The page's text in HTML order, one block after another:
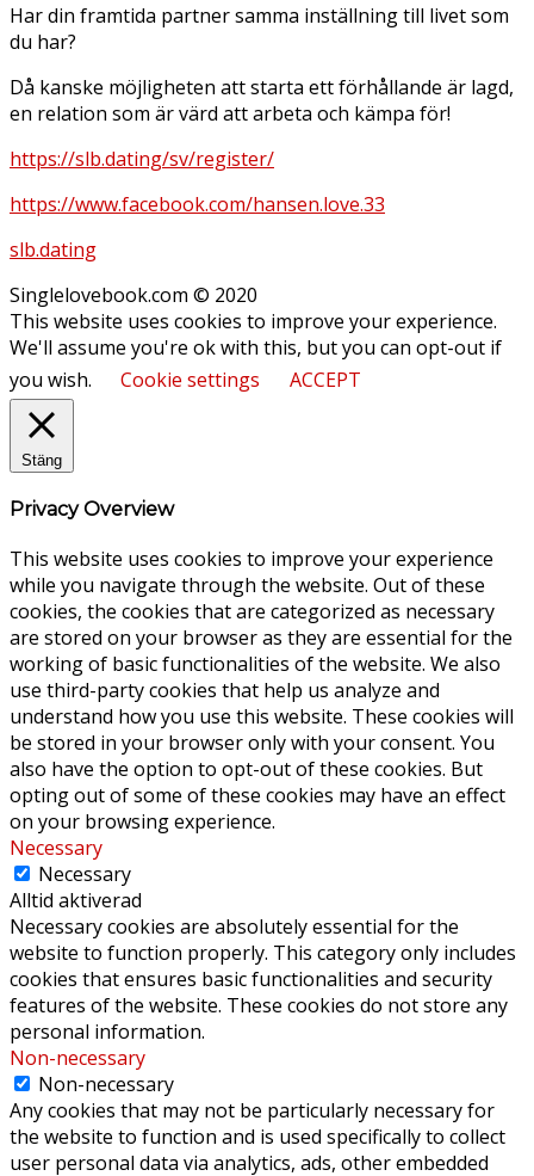
Har din framtida partner samma inställning till livet som
du har?
Då kanske möjligheten att starta ett förhållande är lagd,
en relation som är värd att arbeta och kämpa för!
https://slb.dating/sv/register/
https://www.facebook.com/hansen.love.33
slb.dating
Singlelovebook.com © 2020
This website uses cookies to improve your experience.
We'll assume you're ok with this, but you can opt-out if
you wish.
Cookie settings ACCEPT
Stäng
Privacy Overview
This website uses cookies to improve your experience
while you navigate through the website. Out of these
cookies, the cookies that are categorized as necessary
are stored on your browser as they are essential for the
working of basic functionalities of the website. We also
use third-party cookies that help us analyze and
understand how you use this website. These cookies will
be stored in your browser only with your consent. You
also have the option to opt-out of these cookies. But
opting out of some of these cookies may have an effect
on your browsing experience.
Necessary
Necessary
Alltid aktiverad
Necessary cookies are absolutely essential for the
website to function properly. This category only includes
cookies that ensures basic functionalities and security
features of the website. These cookies do not store any
personal information.
Non-necessary
Non-necessary
Any cookies that may not be particularly necessary for
the website to function and is used specifically to collect
user personal data via analytics, ads, other embedded